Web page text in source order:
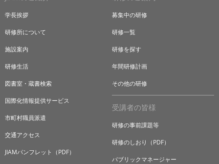
学長挨拶
研修所について
施設案内
研修生活
図書室・蔵書検索
国際化情報提供サービス
市町村職員派遣
交通アクセス
JIAMパンフレット（PDF）
募集中の研修
研修一覧
研修を探す
年間研修計画
その他の研修
受講者の皆様
研修の事前課題等
研修のしおり（PDF）
パブリックマネージャー